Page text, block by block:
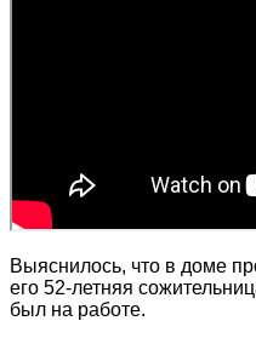
Выяснилось, что в доме
его 52-летняя
был на работе.